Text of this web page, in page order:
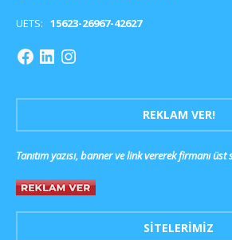
UETS: 15623-26967-42627
REKLAM VER!
Tanıtım yazısı, banner ve link vererek firmanı üst
SITELERIMIZ